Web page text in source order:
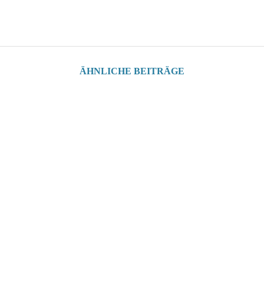
ÄHNLICHE BEITRÄGE